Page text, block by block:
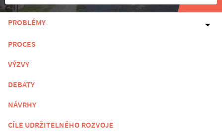
PROBLÉMY
PROCES
VÝZVY
DEBATY
NÁVRHY
CÍLE UDRŽITELNÉHO ROZVOJE